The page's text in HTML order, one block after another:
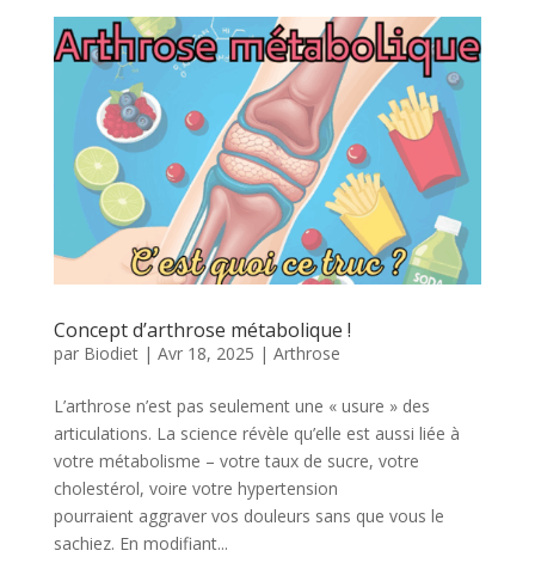
Concept d’arthrose métabolique !
par Biodiet| Avr 18, 2025 | Arthrose
L’arthrose n’est pas seulement une « usure » des
articulations. La science révèle qu’elle est aussi liée à
votre métabolisme – votre taux de sucre, votre
cholestérol, voire votre hypertension
pourraient aggraver vos douleurs sans que vous le
sachiez. En modifiant...